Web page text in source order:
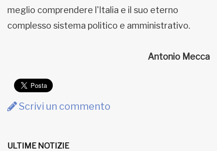
meglio comprendere l'Italia e il suo eterno
complesso sistema politico e amministrativo.
Antonio Mecca
Scrivi un commento
ULTIME NOTIZIE